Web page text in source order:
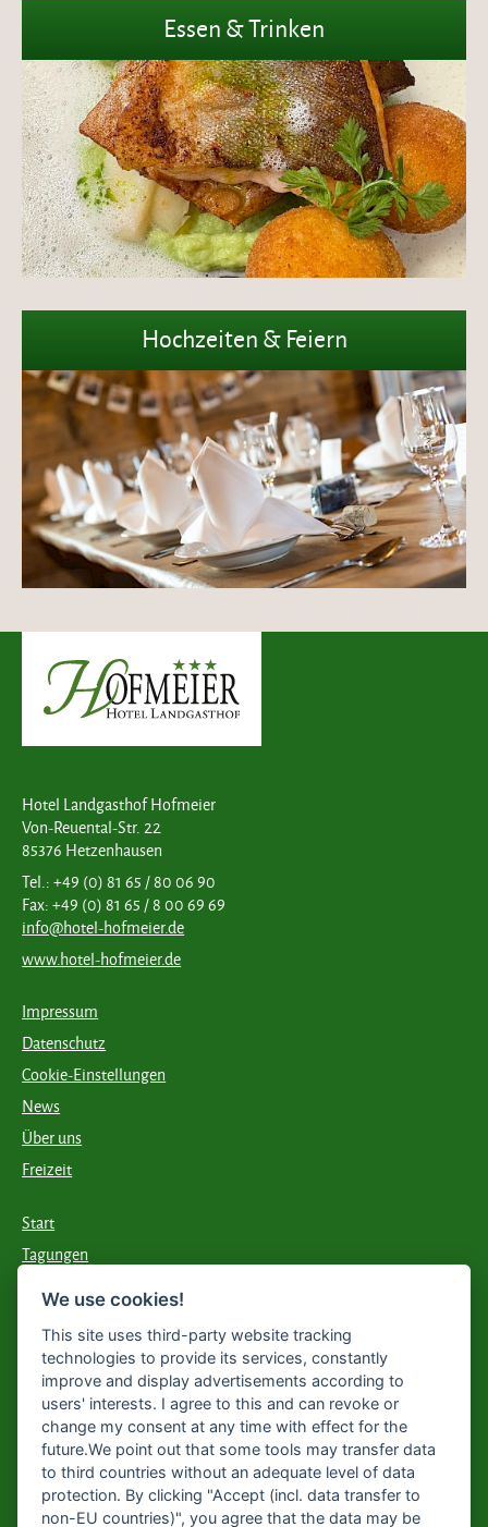
Essen & Trinken
Hochzeiten & Feiern
Hotel Landgasthof Hofmeier
Von-Reuental-Str. 22
85376 Hetzenhausen
Tel.: +49 (0) 81 65 / 80 06 90
Fax: +49 (0) 81 65 / 8 00 69 69
info@hotel-hofmeier.de
www.hotel-hofmeier.de
Impressum
Datenschutz
Cookie-Einstellungen
News
Über uns
Freizeit
Start
Tagungen
KARRIERE BEI
HOFMEIER?
Hier geht's zu unseren aktuellen
Stellenangeboten
We use cookies!
This site uses third-party website tracking
technologies to provide its services, constantly
improve and display advertisements according to
users' interests. I agree to this and can revoke or
change my consent at any time with effect for the
future.We point out that some tools may transfer data
to third countries without an adequate level of data
protection. By clicking "Accept (incl. data transfer to
non-EU countries)", you agree that the data may be